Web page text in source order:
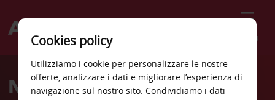
Menù
Welcome
AvisNoleggio auto Colorado
Cookies policy
Utilizziamo i cookie per personalizzare le nostre
offerte, analizzare i dati e migliorare l’esperienza di
navigazione sul nostro sito. Condividiamo i dati